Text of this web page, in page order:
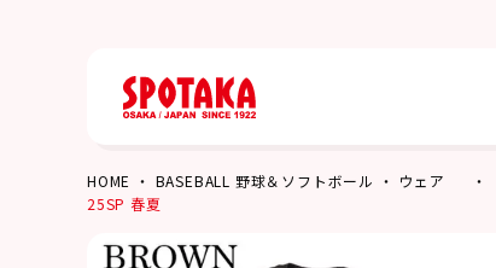
HOME BASEBALL 野球＆ソフトボール ウェア
25SP 春夏